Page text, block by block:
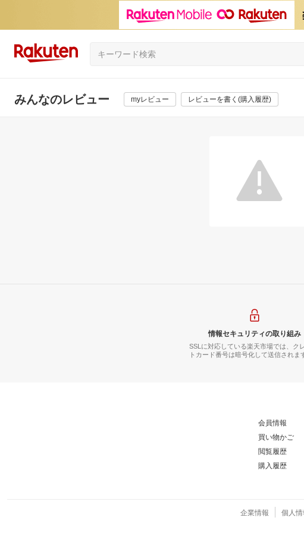
みんなのレビュー myレビュー レビューを書く(購入履歴)
情報セキュリティの取り組み
SSLに対応している楽天市場では、ク
トカード番号は暗号化して送信されま
会員情報
買い物かご
閲覧履歴
購入履歴
企業情報 個人